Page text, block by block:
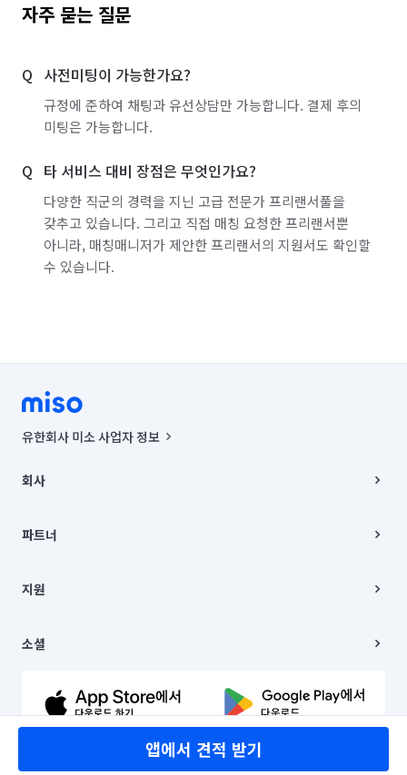
자주 묻는 질문
사전미팅이 가능한가요?
규정에 준하여 채팅과 유선상담만 가능합니다. 결제 후의
미팅은 가능합니다.
타 서비스 대비 장점은 무엇인가요?
다양한 직군의 경력을 지닌 고급 전문가 프리랜서풀을
갖추고 있습니다. 그리고 직접 매칭 요청한 프리랜서뿐
아니라, 매칭매니저가 제안한 프리랜서의 지원서도 확인할
수 있습니다.
앱에서 견적 받기
유한회사 미소 사업자 정보
00019 |
주소 | 본사: 서울특별시 종로구 율곡로 6(중학동, 트윈트리빌딩) B동 5층
컨택센터 : 서울특별시 종로구 수송동 율곡로 24, 7층, 8층 미소
상품, 상품정보, 거래에 관한 의무와 책임은 거래당사자에게 있습니다.
언론 보도 관련 문의:
© 유한회사 미소. Miso, Inc. All Rights Reserved.
회사
채용
파트너
이사
지원
이용약관
문의하기
소셜
유튜브